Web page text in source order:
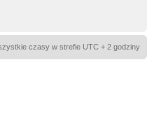
czasy w strefie UTC + 2 godziny